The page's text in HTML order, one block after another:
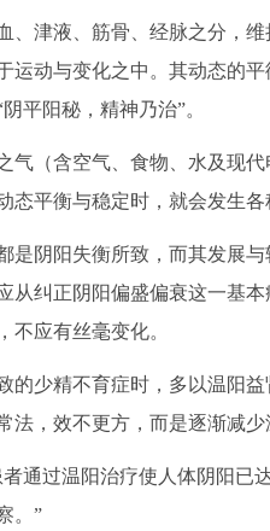
津液、筋骨、经脉之分，
运动与变化之中。其动态的
平阳秘，精神乃治”。
（含空气、食物、水及现
态平衡与稳定时，就会发生各
阴阳失衡所致，而其发展
从纠正阴阳偏盛偏衰这一基
不应有丝毫变化。
少精不育症时，多以温阳
法，效不更方，而是逐渐减少
通过温阳治疗使人体阴阳已
。”